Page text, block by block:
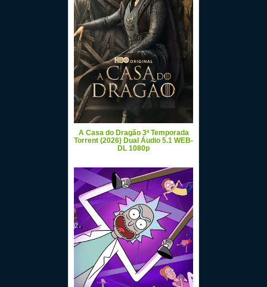
A Casa do Dragão 3ª Temporada
Torrent (2026) Dual Áudio 5.1 WEB-
DL 1080p